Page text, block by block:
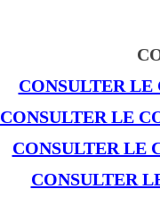
CONSULTER LE
CONSULTER LE
CONSULTER LE
CONSULTER